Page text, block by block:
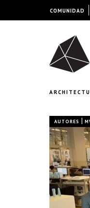
AUTORES |
COMUNIDAD